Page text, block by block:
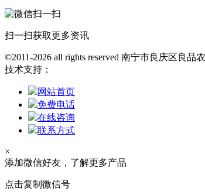
扫一扫获取更多资讯
©2011-2026 all rights reserved 南宁市良庆区良品
技术支持：
网站首页
免费电话
在线咨询
联系方式
×
添加微信好友，了解更多产品
点击复制微信号